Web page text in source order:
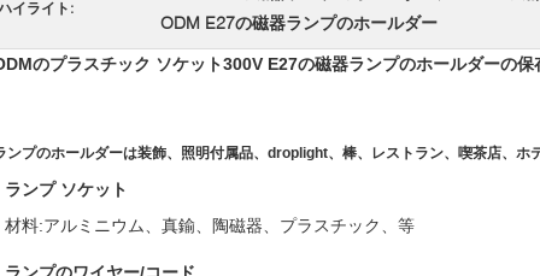
イライト:
ODM E27の磁器ランプのホールダー
のプラスチック ソケット300V E27の磁器ランプのホールダーの保
ンプのホールダーは装飾、照明付属品、droplight、棒、レストラン、喫茶店、ホ
ランプ ソケット
材料:アルミニウム、真鍮、陶磁器、プラスチック、等